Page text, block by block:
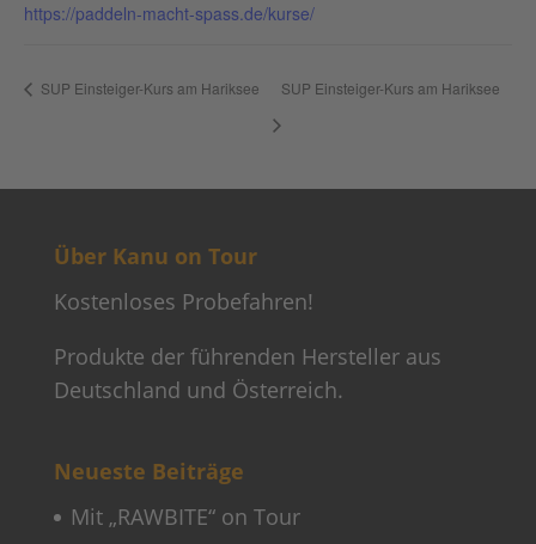
https://paddeln-macht-spass.de/kurse/
SUP Einsteiger-Kurs am Hariksee SUP Einsteiger-Kurs am Hariksee
Über Kanu on Tour
Kostenloses Probefahren!
Produkte der führenden Hersteller aus
Deutschland und Österreich.
Neueste Beiträge
Mit „RAWBITE“ on Tour